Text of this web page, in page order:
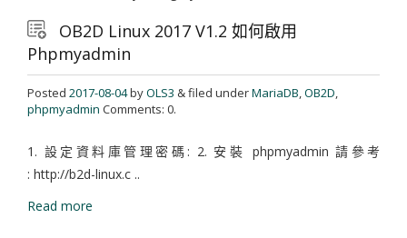
OB2D Linux 2017 V1.2 如何啟用
Phpmyadmin
Posted 2017-08-04byOLS3 & filed underMariaDB,OB2D,
phpmyadmin Comments: 0.
1. 設定資料庫管理密碼: 2. 安裝 phpmyadmin 請參考
: http://b2d-linux.c ..
Read more